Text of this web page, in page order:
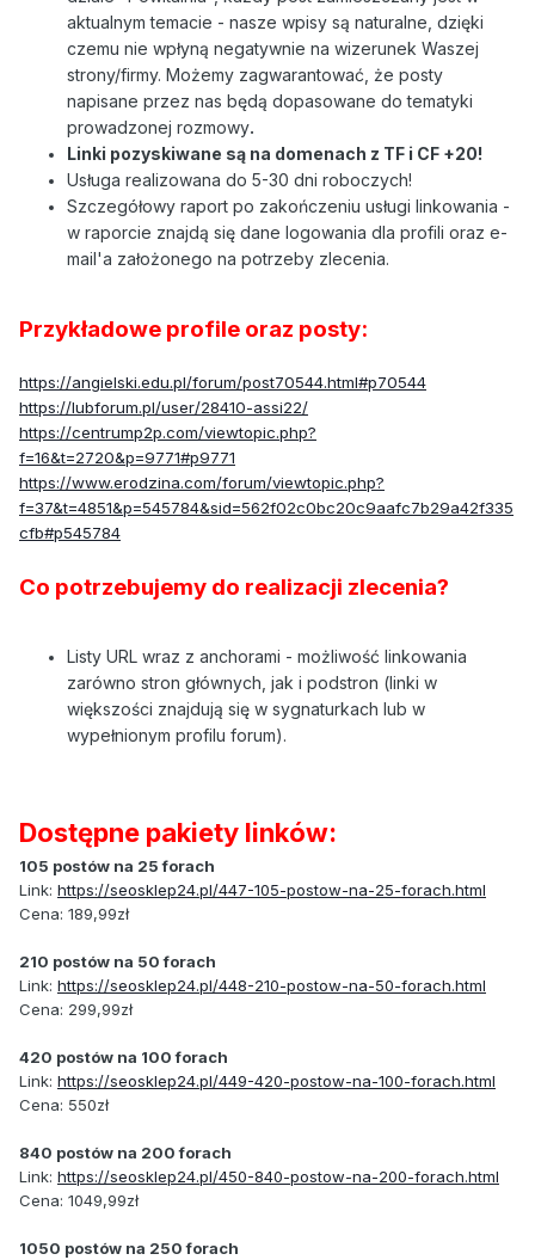
aktualnym temacie - nasze wpisy są naturalne, dzięki
czemu nie wpłyną negatywnie na wizerunek Waszej
strony/firmy. Możemy zagwarantować, że posty
napisane przez nas będą dopasowane do tematyki
prowadzonej rozmowy.
Linki pozyskiwane są na domenach z TF i CF +20!
Usługa realizowana do 5-30 dni roboczych!
Szczegółowy raport po zakończeniu usługi linkowania -
w raporcie znajdą się dane logowania dla profili oraz e-
mail'a założonego na potrzeby zlecenia.
Przykładowe profile oraz posty:
https://angielski.edu.pl/forum/post70544.html#p70544
https://lubforum.pl/user/28410-assi22/
https://centrump2p.com/viewtopic.php?
f=16&t=2720&p=9771#p9771
https://www.erodzina.com/forum/viewtopic.php?
f=37&t=4851&p=545784&sid=562f02c0bc20c9aafc7b29a42f335
cfb#p545784
Co potrzebujemy do realizacji zlecenia?
Listy URL wraz z anchorami - możliwość linkowania
zarówno stron głównych, jak i podstron (linki w
większości znajdują się w sygnaturkach lub w
wypełnionym profilu forum).
Dostępne pakiety linków:
105 postów na 25 forach
Link: https://seosklep24.pl/447-105-postow-na-25-forach.html
Cena: 189,99zł
210 postów na 50 forach
Link: https://seosklep24.pl/448-210-postow-na-50-forach.html
Cena: 299,99zł
420 postów na 100 forach
Link: https://seosklep24.pl/449-420-postow-na-100-forach.html
Cena: 550zł
840 postów na 200 forach
Link: https://seosklep24.pl/450-840-postow-na-200-forach.html
Cena: 1049,99zł
1050 postów na 250 forach